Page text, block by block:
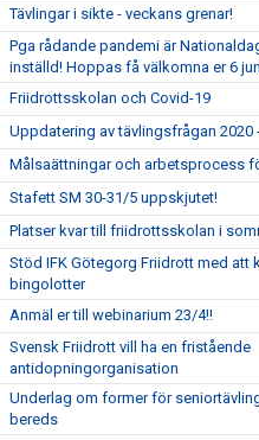
Tävlingar i sikte - veckans grenar!
Pga rådande pandemi är
inställd! Hoppas få välkomna er 6
Friidrottsskolan och Covid-19
Uppdatering av tävlingsfrågan 2020
Målsaättningar och arbetsprocess
Stafett SM 30-31/5 uppskjutet!
Platser kvar till friidrottsskolan i
Stöd IFK Götegorg Friidrott med att
bingolotter
Anmäl er till webinarium 23/4!!
Svensk Friidrott vill ha en fristående
antidopningorganisation
Underlag om former för
bereds